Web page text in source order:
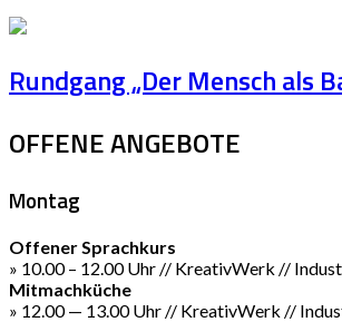
Rundgang „Der Mensch als
OFFENE ANGEBOTE
Montag
Offener Sprachkurs
» 10.00 – 12.00 Uhr // KreativWerk //
Mitmachküche
» 12.00 — 13.00 Uhr // KreativWerk //